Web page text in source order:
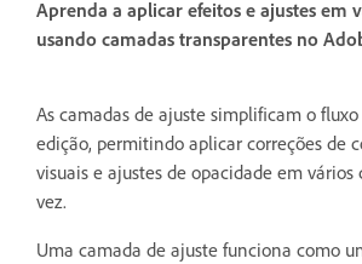
Aprenda a aplicar efeitos e ajustes em
usando camadas transparentes no
As camadas de ajuste simplificam o
edição, permitindo aplicar correções de
visuais e ajustes de opacidade em vários
vez.
Uma camada de ajuste funciona como